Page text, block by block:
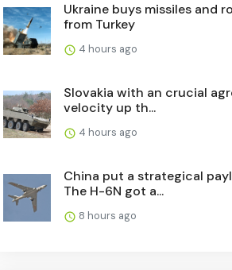
Ukraine buys missiles and
from Turkey
4 hours ago
Slovakia with an crucial
velocity up th...
4 hours ago
China put a strategical
The H-6N got a...
8 hours ago